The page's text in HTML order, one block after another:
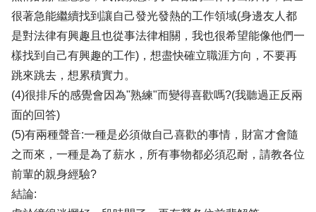
很著急能繼續找到讓自己發光發熱的工作領域(身邊友人都
是對法律有興趣且也從事法律相關，我也很希望能像他們一
樣找到自己有興趣的工作)，想盡快確立職涯方向，不要再
跳來跳去，想累積實力。
(4)很排斥的感覺會因為"熟練"而變得喜歡嗎?(我聽過正反兩
面的回答)
(5)有兩種聲音:一種是必須做自己喜歡的事情，財富才會隨
之而來，一種是為了薪水，所有事物都必須忍耐，請教各位
前輩的親身經驗?
結論: